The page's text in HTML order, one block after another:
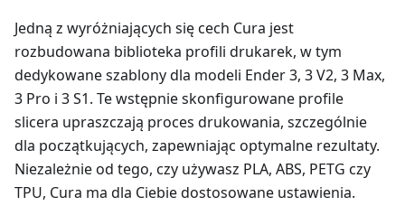
Jedną z wyróżniających się cech Cura jest
rozbudowana biblioteka profili drukarek, w tym
dedykowane szablony dla modeli Ender 3, 3 V2, 3 Max,
3 Pro i 3 S1. Te wstępnie skonfigurowane profile
slicera upraszczają proces drukowania, szczególnie
dla początkujących, zapewniając optymalne rezultaty.
Niezależnie od tego, czy używasz PLA, ABS, PETG czy
TPU, Cura ma dla Ciebie dostosowane ustawienia.